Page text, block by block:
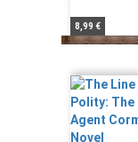
8,99 €